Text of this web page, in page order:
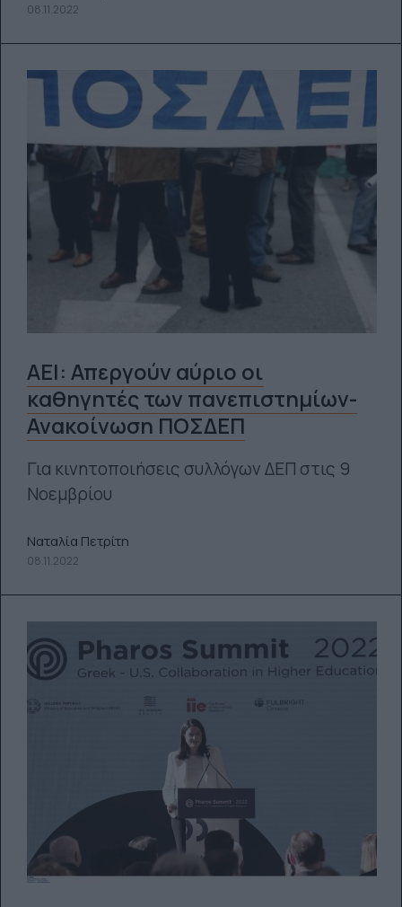
08.11.2022
ΑΕΙ: Απεργούν αύριο οι
καθηγητές των πανεπιστημίων-
Ανακοίνωση ΠΟΣΔΕΠ
Για κινητοποιήσεις συλλόγων ΔΕΠ στις 9
Νοεμβρίου
Ναταλία Πετρίτη
08.11.2022